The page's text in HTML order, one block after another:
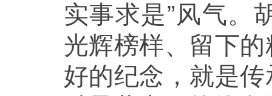
实事求是”风气。
光辉榜样、留下
好的纪念，就是